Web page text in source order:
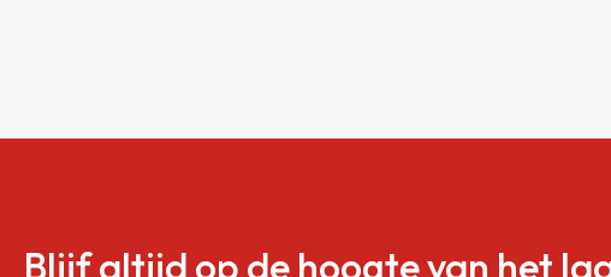
Blijf altijd op de hoogte van het